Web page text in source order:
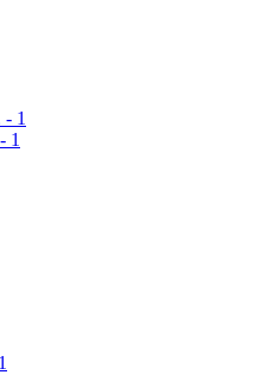
- 1
- 1
1